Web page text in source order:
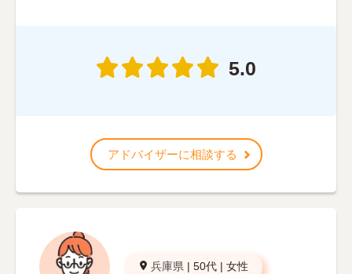
5.0
アドバイザーに相談する
兵庫県 | 50代 | 女性